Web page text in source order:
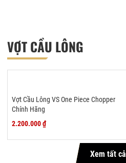
VỢT CẦU LÔNG
Vợt Cầu Lông VS One Piece Chopper
Chính Hãng
2.200.000 ₫
Xem tất cả